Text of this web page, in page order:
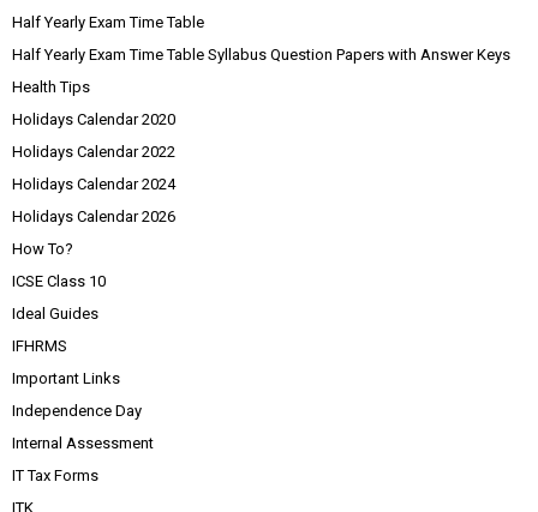
Half Yearly Exam Time Table
Half Yearly Exam Time Table Syllabus Question Papers with Answer Keys
Health Tips
Holidays Calendar 2020
Holidays Calendar 2022
Holidays Calendar 2024
Holidays Calendar 2026
How To?
ICSE Class 10
Ideal Guides
IFHRMS
Important Links
Independence Day
Internal Assessment
IT Tax Forms
ITK